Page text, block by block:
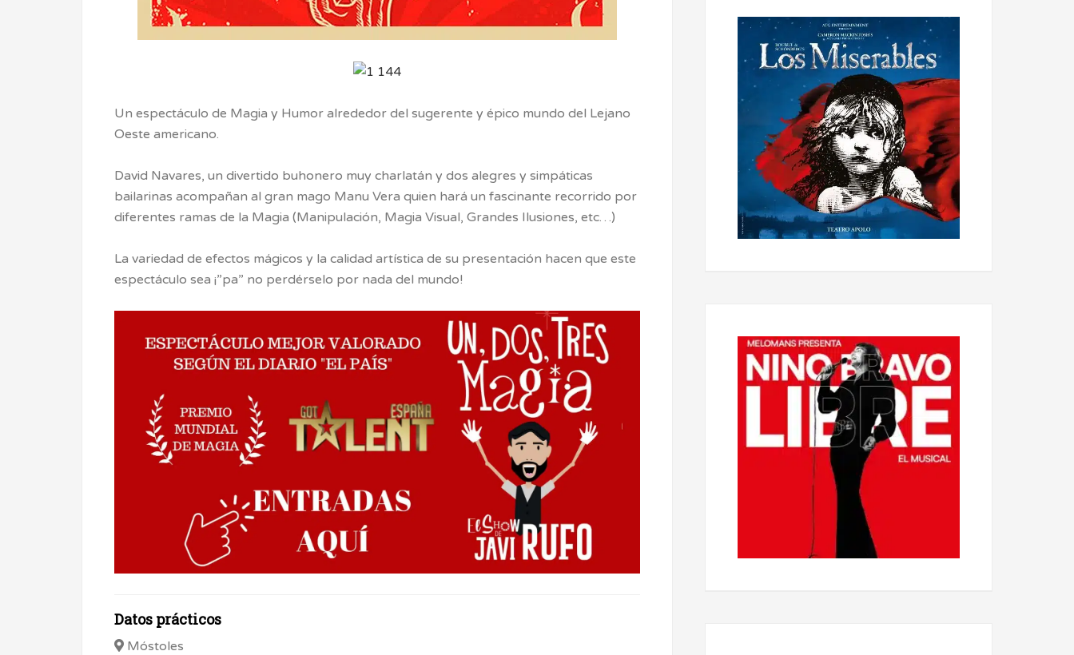
Un espectáculo de Magia y Humor alrededor del sugerente y épico mundo del Lejano
Oeste americano.
David Navares, un divertido buhonero muy charlatán y dos alegres y simpáticas
bailarinas acompañan al gran mago Manu Vera quien hará un fascinante recorrido por
diferentes ramas de la Magia (Manipulación, Magia Visual, Grandes Ilusiones, etc…)
La variedad de efectos mágicos y la calidad artística de su presentación hacen que este
espectáculo sea ¡”pa” no perdérselo por nada del mundo!
Datos prácticos
Móstoles